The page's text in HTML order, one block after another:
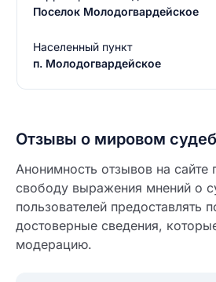
Поселок Молодогвардейское
Населенный пункт
п. Молодогвардейское
Отзывы о мировом
Анонимность отзывов на сайте
свободу выражения мнений о
пользователей предоставлять
достоверные сведения,
модерацию.
Введите свое имя
0/500
Введите свое имя
Введите свой номер
Ответ на отзыв
Название населенного
НАЙТИ МЕНЯ